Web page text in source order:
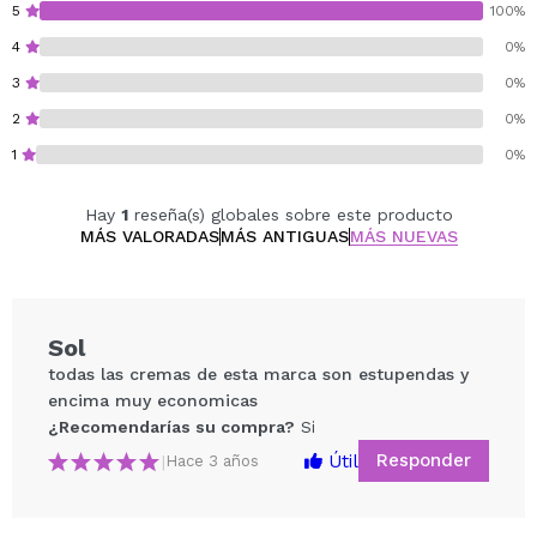
5 100%
4 0%
3 0%
2 0%
1 0%
Hay 1reseña(s) globales sobre este producto
MÁS VALORADASMÁS ANTIGUASMÁS NUEVAS
Sol
todas las cremas de esta marca son estupendas y
encima muy economicas
¿Recomendarías su compra? Si
| Hace 3 años Útil Responder